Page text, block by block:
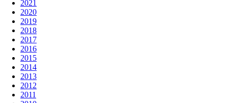
2021
2020
2019
2018
2017
2016
2015
2014
2013
2012
2011